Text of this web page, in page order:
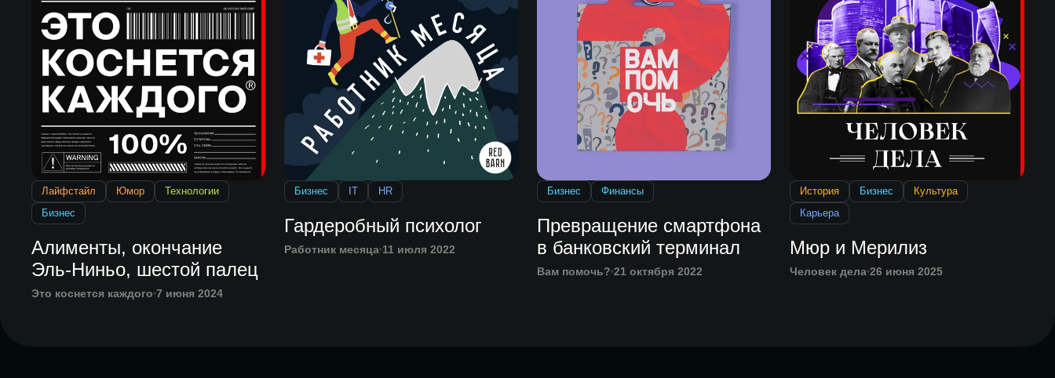
Лайфстайл Юмор
Технологии
Бизнес
Алименты, окончание
Эль-Ниньо, шестой палец
Это коснется каждого 7 июня 2024
Бизнес IT HR
Гардеробный психолог
Работник месяца 11 июля 2022
Бизнес Финансы
Превращение смартфона
в банковский терминал
Вам помочь? 21 октября 2022
История Бизнес
Культура
Карьера
Мюр и Мерилиз
Человек дела 26 июня 2025